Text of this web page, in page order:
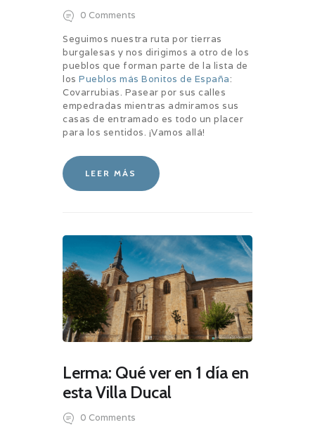
0 Comments
Seguimos nuestra ruta por tierras
burgalesas y nos dirigimos a otro de los
pueblos que forman parte de la lista de
los Pueblos más Bonitos de España:
Covarrubias. Pasear por sus calles
empedradas mientras admiramos sus
casas de entramado es todo un placer
para los sentidos. ¡Vamos allá!
LEER MÁS
Lerma: Qué ver en 1 día en
esta Villa Ducal
0 Comments